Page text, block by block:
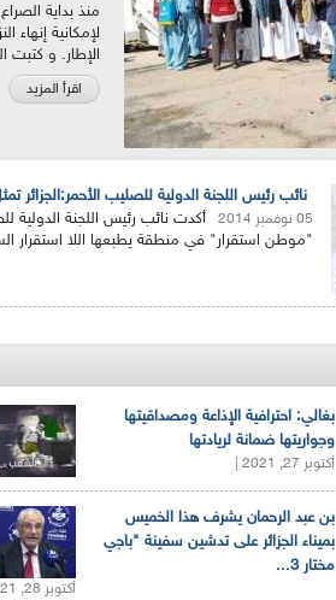
منذ بداية
لإمكانية إنهاء
الإطار. و كتبت
اقرأ المزيد
نائب رئيس اللجنة الدولية للصليب
05 نوفمبر 2014
أكدت نائب رئيس اللجنة الدولية
"موطن استقرار" في منطقة يطبعها اللا استقرار
بغالي: احترافية الإذاعة ومصداقيتها
وجواريتها ضمانة لريادتها
أكتوبر 27, 2021 |
أكتوبر 28, 2021 |
بن عبد الرحمان يشرف هذا الخميس
بميناء الجزائر على تدشين سفينة "باجي
مختار 3...